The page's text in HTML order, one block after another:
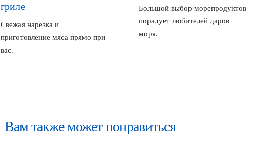
гриле
Свежая нарезка и
приготовление мяса прямо при
вас.
Большой выбор морепродуктов
порадует любителей даров
моря.
Вам также может понравиться